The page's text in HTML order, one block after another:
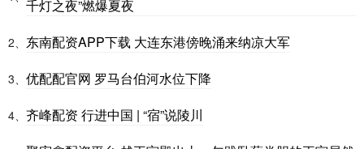
千灯之夜”燃爆夏夜
2、 东南配资APP下载 大连东港傍晚涌来纳凉大军
3、 优配配官网 罗马台伯河水位下降
4、 齐峰配资 行进中国 | “宿”说陵川